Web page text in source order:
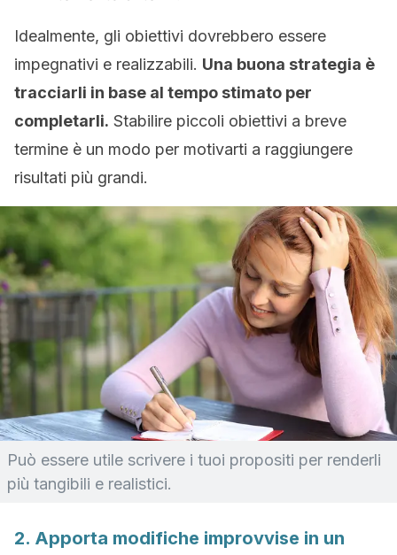
Idealmente, gli obiettivi dovrebbero essere
impegnativi e realizzabili. Una buona strategia è
tracciarli in base al tempo stimato per
completarli. Stabilire piccoli obiettivi a breve
termine è un modo per motivarti a raggiungere
risultati più grandi.
Può essere utile scrivere i tuoi propositi per renderli
più tangibili e realistici.
2. Apporta modifiche improvvise in un